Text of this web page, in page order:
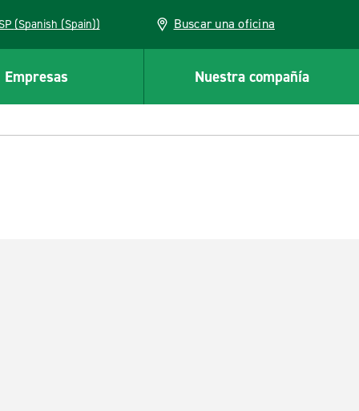
ESP (Spanish (Spain)) Buscar una oficina
Empresas Nuestra compañía